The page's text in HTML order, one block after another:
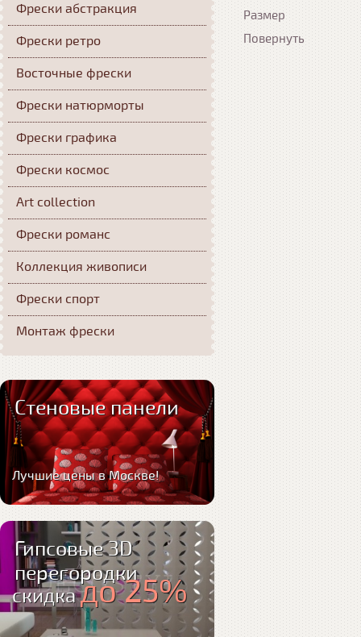
Размер
Повернуть
Фрески абстракция
Фрески ретро
Восточные фрески
Фрески натюрморты
Фрески графика
Фрески космос
Art collection
Фрески романс
Коллекция живописи
Фрески спорт
Монтаж фрески
Стеновые панели
Лучшие цены в Москве!
Гипсовые 3D
перегородки
скидкадо 25%